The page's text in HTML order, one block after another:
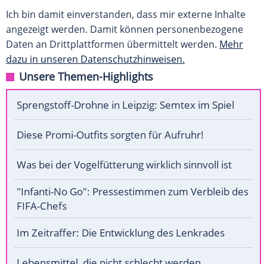
Ich bin damit einverstanden, dass mir externe Inhalte
angezeigt werden. Damit können personenbezogene
Daten an Drittplattformen übermittelt werden. Mehr
dazu in unseren Datenschutzhinweisen.
Unsere Themen-Highlights
Sprengstoff-Drohne in Leipzig: Semtex im Spiel
Diese Promi-Outfits sorgten für Aufruhr!
Was bei der Vogelfütterung wirklich sinnvoll ist
"Infanti-No Go": Pressestimmen zum Verbleib des
FIFA-Chefs
Im Zeitraffer: Die Entwicklung des Lenkrades